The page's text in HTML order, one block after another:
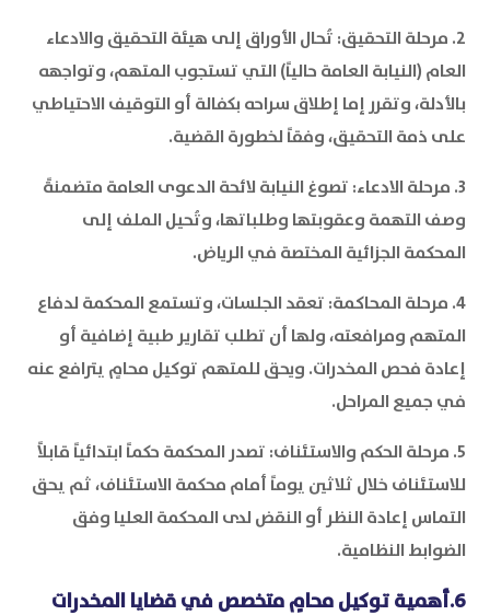
2. مرحلة التحقيق: تُحال الأوراق إلى هيئة التحقيق والادعاء
العام (النيابة العامة حالياً) التي تستجوب المتهم، وتواجهه
بالأدلة، وتقرر إما إطلاق سراحه بكفالة أو التوقيف الاحتياطي
على ذمة التحقيق، وفقاً لخطورة القضية.
3. مرحلة الادعاء: تصوغ النيابة لائحة الدعوى العامة متضمنةً
وصف التهمة وعقوبتها وطلباتها، وتُحيل الملف إلى
المحكمة الجزائية المختصة في الرياض.
4. مرحلة المحاكمة: تعقد الجلسات، وتستمع المحكمة لدفاع
المتهم ومرافعته، ولها أن تطلب تقارير طبية إضافية أو
إعادة فحص المخدرات. ويحق للمتهم توكيل محامٍ يترافع عنه
في جميع المراحل.
5. مرحلة الحكم والاستئناف: تصدر المحكمة حكماً ابتدائياً قابلاً
للاستئناف خلال ثلاثين يوماً أمام محكمة الاستئناف، ثم يحق
التماس إعادة النظر أو النقض لدى المحكمة العليا وفق
الضوابط النظامية.
6.أهمية توكيل محامٍ متخصص في قضايا المخدرات